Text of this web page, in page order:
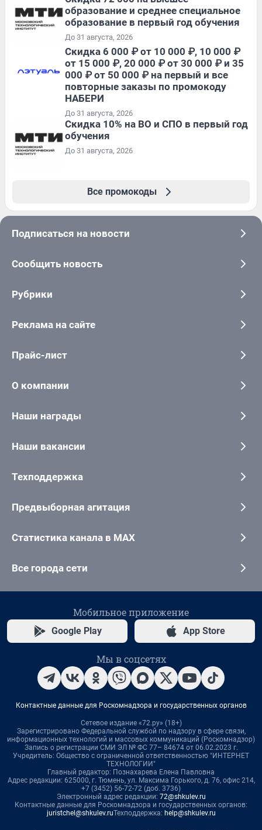
образование и среднее специальное
образование в первый год обучения
До 31 августа, 2026
Скидка 6 000 ₽ от 10 000 ₽, 10 000 ₽
от 15 000 ₽, 20 000 ₽ от 30 000 ₽ и 35
000 ₽ от 50 000 ₽ на первый и все
повторные заказы по промокоду
НАБЕРИ
До 31 августа, 2026
Скидка 10% на ВО и СПО в первый год
обучения
До 31 августа, 2026
Все промокоды
Подписаться на новости
Сообщить новость
Рубрики
Реклама на сайте
Прайс-лист
О компании
Наши награды
Наши вакансии
Техподдержка
Предвыборная агитация
Статистика канала в MAX
Все города сети
Мобильное приложение
Google Play App Store
Мы в соцсетях
Контактные данные для Роскомнадзора и государственных органов
Сетевое издание «72.ру» (18+)
Зарегистрировано Федеральной службой по надзору в сфере связи,
информационных технологий и массовых коммуникаций (Роскомнадзор)
Запись о регистрации СМИ ЭЛ № ФС 77– 84674 от 06.02.2023 г.
Учредитель: Общество с ограниченной ответственностью "ИНТЕРНЕТ
ТЕХНОЛОГИИ"
Главный редактор: Познахарева Елена Павловна
Адрес редакции: 625000, г. Тюмень, ул. Максима Горького, д. 76, офис 214,
+7 (3452) 56-72-72 (доб. 3736)
Электронный адрес редакции: 72@shkulev.ru
Контактные данные для Роскомнадзора и государственных органов:
juristchel@shkulev.ruТехподдержка: help@shkulev.ru